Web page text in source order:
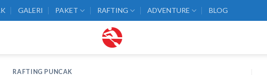
GALERI PAKET RAFTING ADVENTURE BLOG
RAFTING PUNCAK